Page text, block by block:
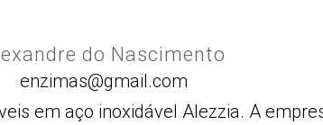
do Nascimento
enzimas@gmail.com
em aço inoxidável Alezzia. A